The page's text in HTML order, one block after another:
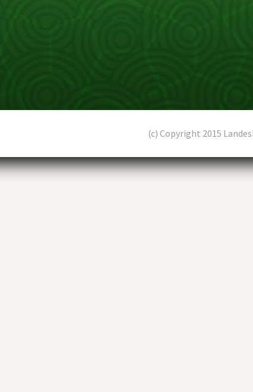
(c) Copyright 2015